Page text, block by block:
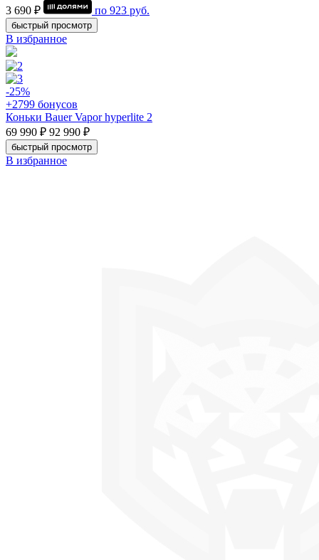
3 690 ₽
по 923 руб.
быстрый просмотр
В избранное
-25%
+2799 бонусов
Коньки Bauer Vapor hyperlite 2
69 990 ₽ 92 990 ₽
быстрый просмотр
В избранное